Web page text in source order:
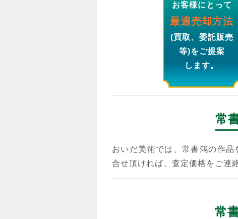
お客様にとって
最適売却方法
(買取、委託販売
等)をご提案
します。
常
おいだ美術では、常書鴻の作
合せ頂ければ、査定価格をご連
常